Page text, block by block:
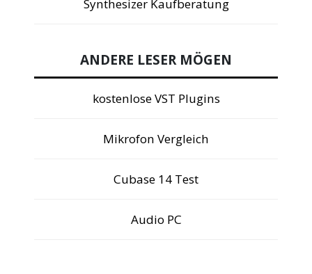
Synthesizer Kaufberatung
ANDERE LESER MÖGEN
kostenlose VST Plugins
Mikrofon Vergleich
Cubase 14 Test
Audio PC